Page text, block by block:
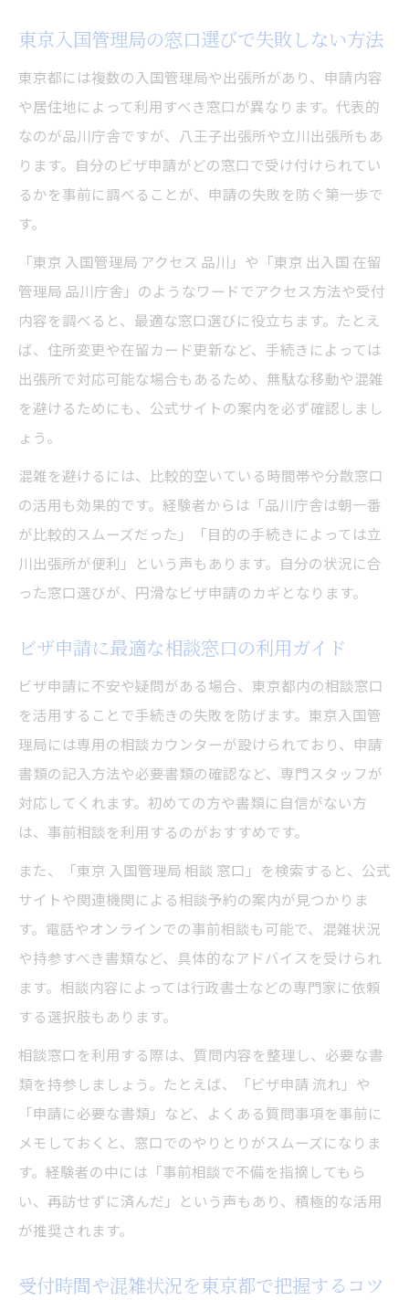
東京入国管理局の窓口選びで失敗しない方法
東京都には複数の入国管理局や出張所があり、申請内容
や居住地によって利用すべき窓口が異なります。代表的
なのが品川庁舎ですが、八王子出張所や立川出張所もあ
ります。自分のビザ申請がどの窓口で受け付けられてい
るかを事前に調べることが、申請の失敗を防ぐ第一歩で
す。
「東京 入国管理局 アクセス 品川」や「東京 出入国 在留
管理局 品川庁舎」のようなワードでアクセス方法や受付
内容を調べると、最適な窓口選びに役立ちます。たとえ
ば、住所変更や在留カード更新など、手続きによっては
出張所で対応可能な場合もあるため、無駄な移動や混雑
を避けるためにも、公式サイトの案内を必ず確認しまし
ょう。
混雑を避けるには、比較的空いている時間帯や分散窓口
の活用も効果的です。経験者からは「品川庁舎は朝一番
が比較的スムーズだった」「目的の手続きによっては立
川出張所が便利」という声もあります。自分の状況に合
った窓口選びが、円滑なビザ申請のカギとなります。
ビザ申請に最適な相談窓口の利用ガイド
ビザ申請に不安や疑問がある場合、東京都内の相談窓口
を活用することで手続きの失敗を防げます。東京入国管
理局には専用の相談カウンターが設けられており、申請
書類の記入方法や必要書類の確認など、専門スタッフが
対応してくれます。初めての方や書類に自信がない方
は、事前相談を利用するのがおすすめです。
また、「東京 入国管理局 相談 窓口」を検索すると、公式
サイトや関連機関による相談予約の案内が見つかりま
す。電話やオンラインでの事前相談も可能で、混雑状況
や持参すべき書類など、具体的なアドバイスを受けられ
ます。相談内容によっては行政書士などの専門家に依頼
する選択肢もあります。
相談窓口を利用する際は、質問内容を整理し、必要な書
類を持参しましょう。たとえば、「ビザ申請 流れ」や
「申請に必要な書類」など、よくある質問事項を事前に
メモしておくと、窓口でのやりとりがスムーズになりま
す。経験者の中には「事前相談で不備を指摘してもら
い、再訪せずに済んだ」という声もあり、積極的な活用
が推奨されます。
受付時間や混雑状況を東京都で把握するコツ